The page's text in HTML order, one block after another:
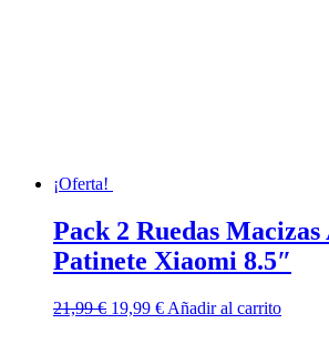
¡Oferta!
Pack 2 Ruedas
Patinete Xiaomi 8.5″
21,99€ El
19,99 €ElAñadir al carrito